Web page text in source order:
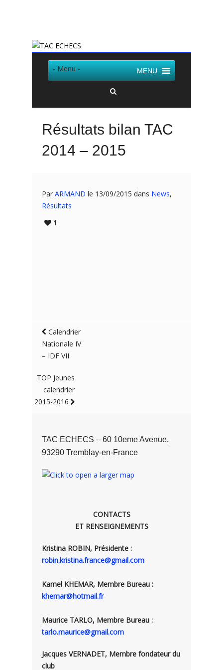
- Menu - MENU
Résultats bilan TAC
2014 – 2015
Par ARMAND le 13/09/2015 dans News,
Résultats
1
Calendrier
Nationale IV
– IDF VII
TOP Jeunes
calendrier
2015-2016
TAC ECHECS – 60 10eme Avenue,
93290 Tremblay-en-France
CONTACTS
ET RENSEIGNEMENTS
Kristina ROBIN, Présidente :
robin.kristina.france@gmail.com
Kamel KHEMAR, Membre Bureau :
khemar@hotmail.fr
Maurice TARLO, Membre Bureau :
tarlo.maurice@gmail.com
Jacques VERNADET, Membre fondateur du
club